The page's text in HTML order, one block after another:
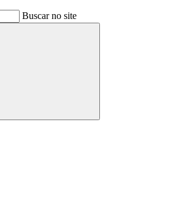
Buscar no site
Buscar